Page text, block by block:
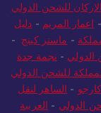
للشحن الدولي
- اعمار المريم - دليل
- ماستر كينج -
- نجمة جدة
للشحن الدولي
- الساهر لنقل
الدولي - العربية